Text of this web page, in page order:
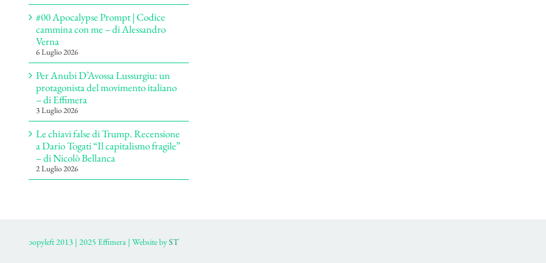
#00 Apocalypse Prompt | Codice
cammina con me – di Alessandro
Verna
6 Luglio 2026
Per Anubi D’Avossa Lussurgiu: un
protagonista del movimento italiano
– di Effimera
3 Luglio 2026
Le chiavi false di Trump. Recensione
a Dario Togati “Il capitalismo fragile”
– di Nicolò Bellanca
2 Luglio 2026
ɔopyleft 2013 | 2025 Effimera | Website byST